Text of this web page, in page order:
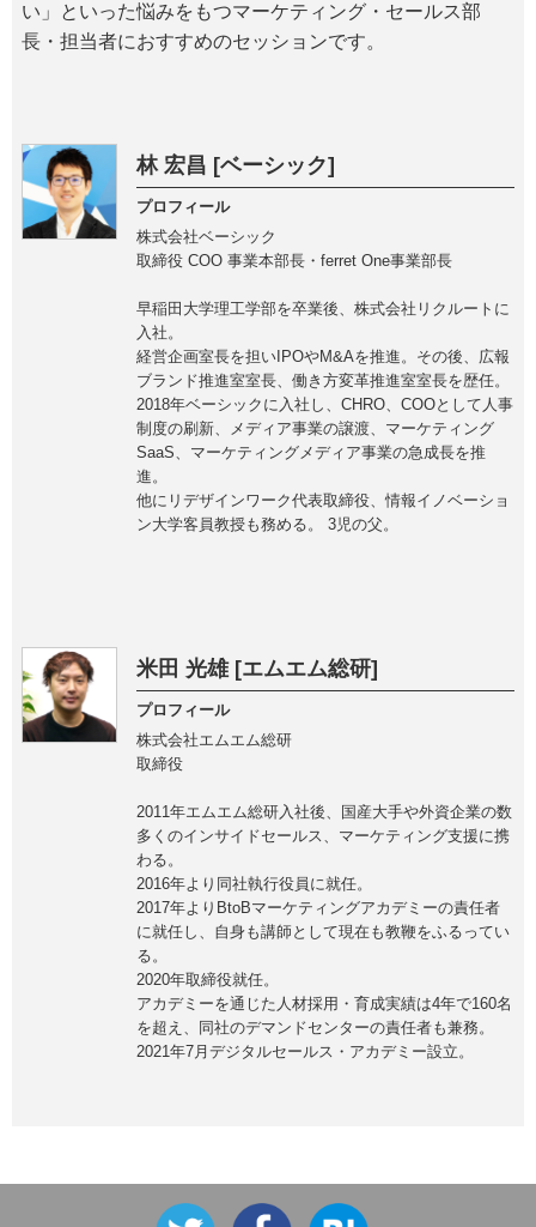
い」といった悩みをもつマーケティング・セールス部
長・担当者におすすめのセッションです。
林 宏昌 [ベーシック]
プロフィール
株式会社ベーシック
取締役 COO 事業本部長・ferret One事業部長
早稲田大学理工学部を卒業後、株式会社リクルートに
入社。
経営企画室長を担いIPOやM&Aを推進。その後、広報
ブランド推進室室長、働き方変革推進室室長を歴任。
2018年ベーシックに入社し、CHRO、COOとして人事
制度の刷新、メディア事業の譲渡、マーケティング
SaaS、マーケティングメディア事業の急成長を推
進。
他にリデザインワーク代表取締役、情報イノベーショ
ン大学客員教授も務める。 3児の父。
米田 光雄 [エムエム総研]
プロフィール
株式会社エムエム総研
取締役
2011年エムエム総研入社後、国産大手や外資企業の数
多くのインサイドセールス、マーケティング支援に携
わる。
2016年より同社執行役員に就任。
2017年よりBtoBマーケティングアカデミーの責任者
に就任し、自身も講師として現在も教鞭をふるってい
る。
2020年取締役就任。
アカデミーを通じた人材採用・育成実績は4年で160名
を超え、同社のデマンドセンターの責任者も兼務。
2021年7月デジタルセールス・アカデミー設立。